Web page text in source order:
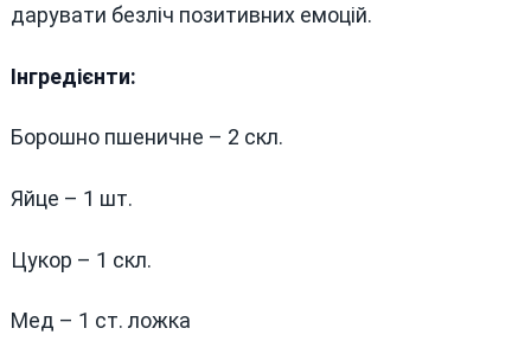
дарувати безліч позитивних емоцій.
Інгредієнти:
Борошно пшеничне – 2 скл.
Яйце – 1 шт.
Цукор – 1 скл.
Мед – 1 ст. ложка